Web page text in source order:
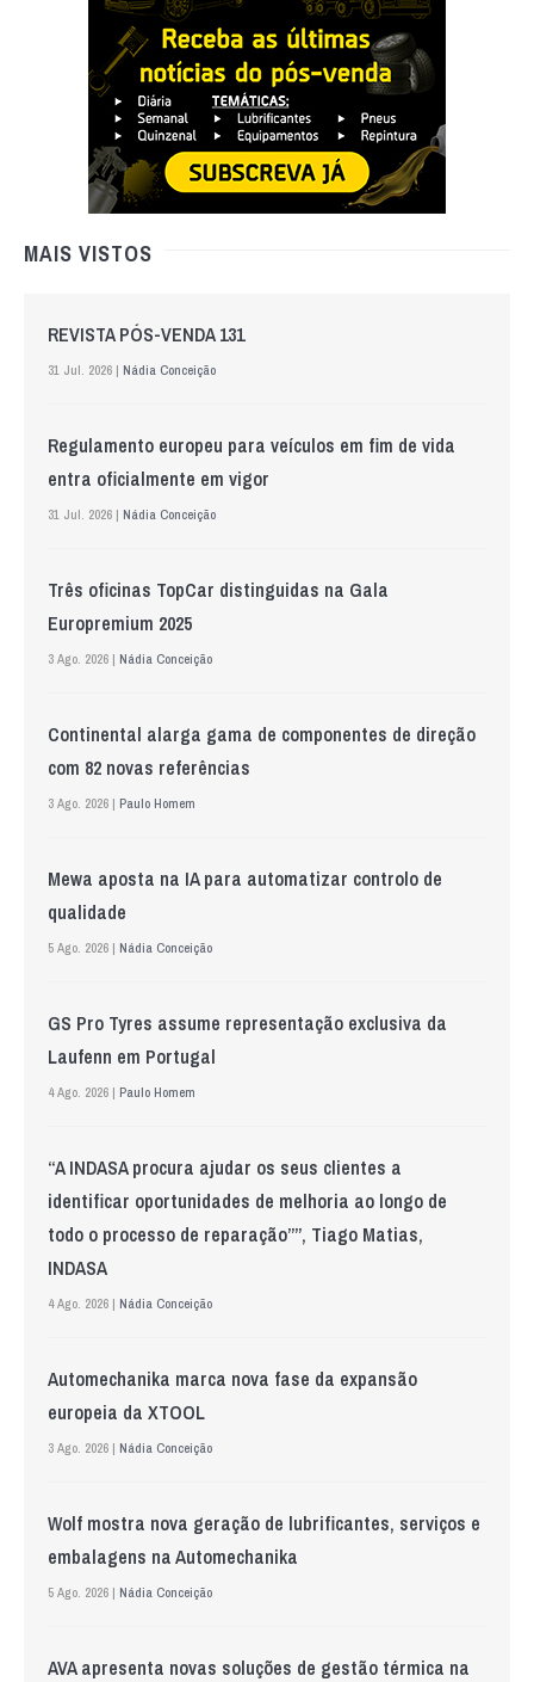
MAIS VISTOS
REVISTA PÓS-VENDA 131
31 Jul. 2026 | Nádia Conceição
Regulamento europeu para veículos em fim de vida
entra oficialmente em vigor
31 Jul. 2026 | Nádia Conceição
Três oficinas TopCar distinguidas na Gala
Europremium 2025
3 Ago. 2026 | Nádia Conceição
Continental alarga gama de componentes de direção
com 82 novas referências
3 Ago. 2026 | Paulo Homem
Mewa aposta na IA para automatizar controlo de
qualidade
5 Ago. 2026 | Nádia Conceição
GS Pro Tyres assume representação exclusiva da
Laufenn em Portugal
4 Ago. 2026 | Paulo Homem
“A INDASA procura ajudar os seus clientes a
identificar oportunidades de melhoria ao longo de
todo o processo de reparação””, Tiago Matias,
INDASA
4 Ago. 2026 | Nádia Conceição
Automechanika marca nova fase da expansão
europeia da XTOOL
3 Ago. 2026 | Nádia Conceição
Wolf mostra nova geração de lubrificantes, serviços e
embalagens na Automechanika
5 Ago. 2026 | Nádia Conceição
AVA apresenta novas soluções de gestão térmica na